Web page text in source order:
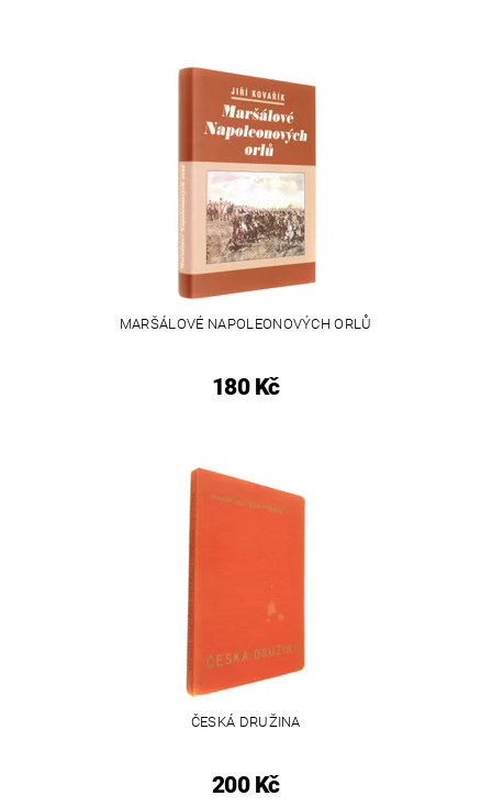
MARŠÁLOVÉ NAPOLEONOVÝCH ORLŮ
180 Kč
ČESKÁ DRUŽINA
200 Kč